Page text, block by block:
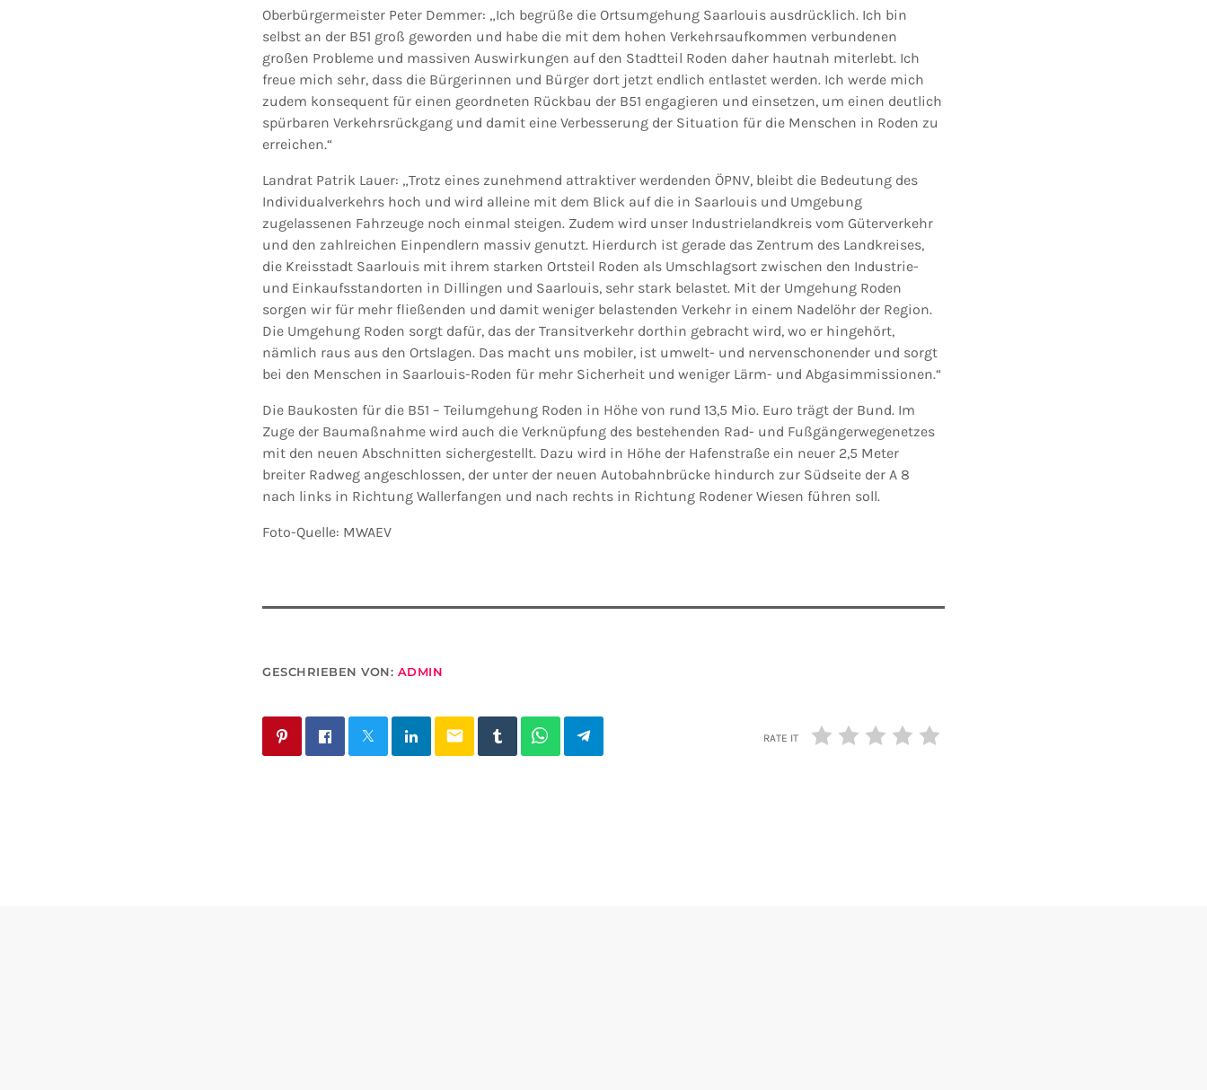
Oberbürgermeister Peter Demmer: „Ich begrüße die Ortsumgehung Saarlouis ausdrücklich. Ich bin
selbst an der B51 groß geworden und habe die mit dem hohen Verkehrsaufkommen verbundenen
großen Probleme und massiven Auswirkungen auf den Stadtteil Roden daher hautnah miterlebt. Ich
freue mich sehr, dass die Bürgerinnen und Bürger dort jetzt endlich entlastet werden. Ich werde mich
zudem konsequent für einen geordneten Rückbau der B51 engagieren und einsetzen, um einen deutlich
spürbaren Verkehrsrückgang und damit eine Verbesserung der Situation für die Menschen in Roden zu
erreichen.“
Landrat Patrik Lauer: „Trotz eines zunehmend attraktiver werdenden ÖPNV, bleibt die Bedeutung des
Individualverkehrs hoch und wird alleine mit dem Blick auf die in Saarlouis und Umgebung
zugelassenen Fahrzeuge noch einmal steigen. Zudem wird unser Industrielandkreis vom Güterverkehr
und den zahlreichen Einpendlern massiv genutzt. Hierdurch ist gerade das Zentrum des Landkreises,
die Kreisstadt Saarlouis mit ihrem starken Ortsteil Roden als Umschlagsort zwischen den Industrie-
und Einkaufsstandorten in Dillingen und Saarlouis, sehr stark belastet. Mit der Umgehung Roden
sorgen wir für mehr fließenden und damit weniger belastenden Verkehr in einem Nadelöhr der Region.
Die Umgehung Roden sorgt dafür, das der Transitverkehr dorthin gebracht wird, wo er hingehört,
nämlich raus aus den Ortslagen. Das macht uns mobiler, ist umwelt- und nervenschonender und sorgt
bei den Menschen in Saarlouis-Roden für mehr Sicherheit und weniger Lärm- und Abgasimmissionen.“
Die Baukosten für die B51 – Teilumgehung Roden in Höhe von rund 13,5 Mio. Euro trägt der Bund. Im
Zuge der Baumaßnahme wird auch die Verknüpfung des bestehenden Rad- und Fußgängerwegenetzes
mit den neuen Abschnitten sichergestellt. Dazu wird in Höhe der Hafenstraße ein neuer 2,5 Meter
breiter Radweg angeschlossen, der unter der neuen Autobahnbrücke hindurch zur Südseite der A 8
nach links in Richtung Wallerfangen und nach rechts in Richtung Rodener Wiesen führen soll.
Foto-Quelle: MWAEV
GESCHRIEBEN VON: ADMIN
email RATE IT